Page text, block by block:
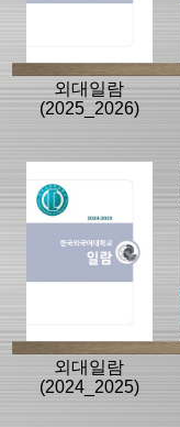
외대일람
(2025_2026)
외대일람
(2024_2025)